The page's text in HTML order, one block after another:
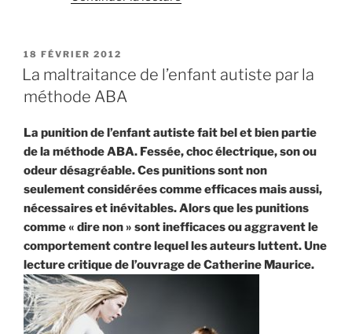
des
dans
la
prise
en
charge
de
l’autisme »
PUBLIÉ
LE
18 FÉVRIER 2012
La maltraitance de l’enfant autiste par la
méthode ABA
La punition de l’enfant autiste fait bel et bien partie
de la méthode ABA. Fessée, choc électrique, son ou
odeur désagréable. Ces punitions sont non
seulement considérées comme efficaces mais aussi,
nécessaires et inévitables. Alors que les punitions
comme « dire non » sont inefficaces ou aggravent le
comportement contre lequel les auteurs luttent. Une
lecture critique de l’ouvrage de Catherine Maurice.